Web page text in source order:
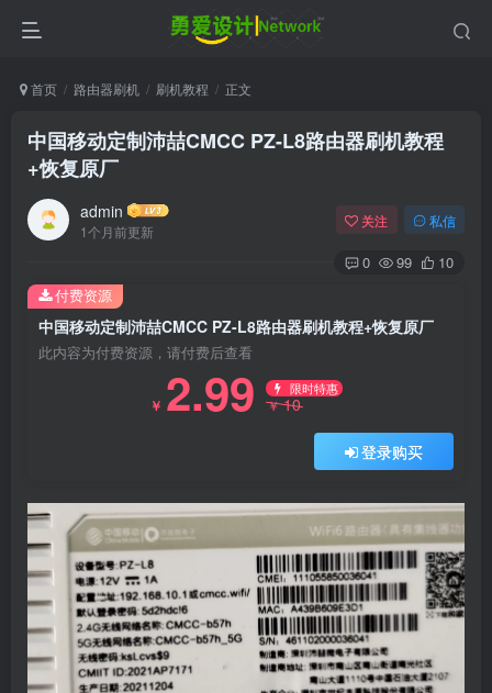
首页 路由器刷机 刷机教程 正文
中国移动定制沛喆CMCC PZ-L8路由器刷机教程
+恢复原厂
admin
1个月前更新
关注 私信
0 99 10
中国移动定制沛喆CMCC PZ-L8路由器刷机教程+恢复原厂
此内容为付费资源，请付费后查看
￥ 2.99 限时特惠
￥10
登录购买
付费资源